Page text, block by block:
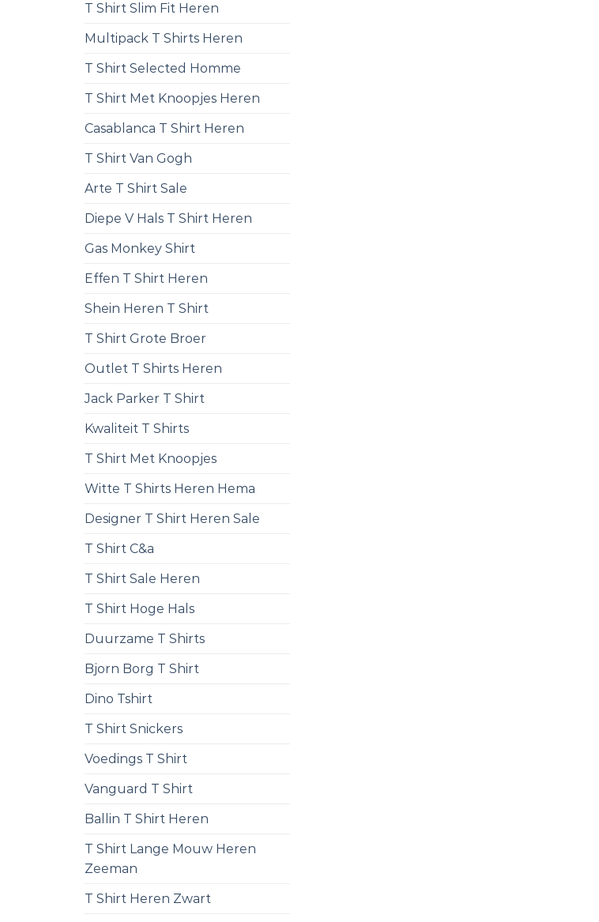
T Shirt Slim Fit Heren
Multipack T Shirts Heren
T Shirt Selected Homme
T Shirt Met Knoopjes Heren
Casablanca T Shirt Heren
T Shirt Van Gogh
Arte T Shirt Sale
Diepe V Hals T Shirt Heren
Gas Monkey Shirt
Effen T Shirt Heren
Shein Heren T Shirt
T Shirt Grote Broer
Outlet T Shirts Heren
Jack Parker T Shirt
Kwaliteit T Shirts
T Shirt Met Knoopjes
Witte T Shirts Heren Hema
Designer T Shirt Heren Sale
T Shirt C&a
T Shirt Sale Heren
T Shirt Hoge Hals
Duurzame T Shirts
Bjorn Borg T Shirt
Dino Tshirt
T Shirt Snickers
Voedings T Shirt
Vanguard T Shirt
Ballin T Shirt Heren
T Shirt Lange Mouw Heren
Zeeman
T Shirt Heren Zwart